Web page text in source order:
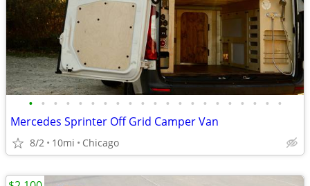
• • • • • • • • • • • • • • • • • • • • •
Mercedes Sprinter Off Grid Camper Van
8/2 10mi Chicago